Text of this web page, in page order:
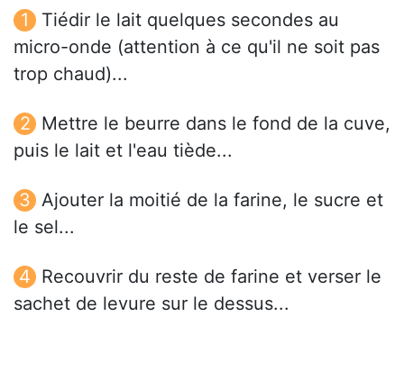
Tiédir le lait quelques secondes au
micro-onde (attention à ce qu'il ne soit pas
trop chaud)...
Mettre le beurre dans le fond de la cuve,
puis le lait et l'eau tiède...
Ajouter la moitié de la farine, le sucre et
le sel...
Recouvrir du reste de farine et verser le
sachet de levure sur le dessus...